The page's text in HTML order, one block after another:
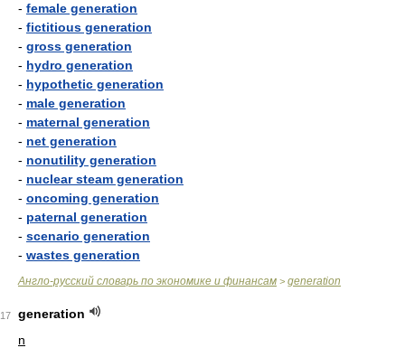
- female generation
- fictitious generation
- gross generation
- hydro generation
- hypothetic generation
- male generation
- maternal generation
- net generation
- nonutility generation
- nuclear steam generation
- oncoming generation
- paternal generation
- scenario generation
- wastes generation
Англо-русский словарь по экономике и финансам > generation
17
generation
n